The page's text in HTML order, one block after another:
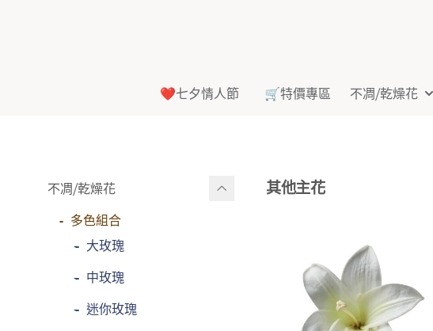
❤️七夕情人節 🛒特價專區 不凋⧸乾燥花
不凋⧸乾燥花
多色組合
- 大玫瑰
- 中玫瑰
- 迷你玫瑰
其他主花